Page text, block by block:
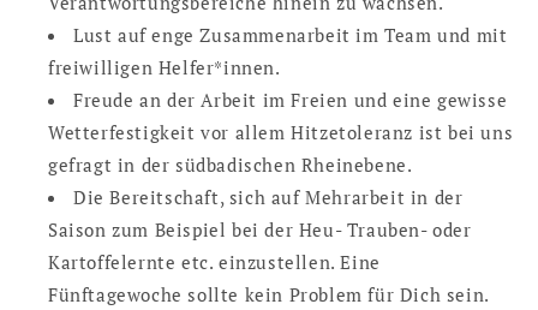
Lust auf enge Zusammenarbeit im Team und mit
freiwilligen Helfer*innen.
Freude an der Arbeit im Freien und eine gewisse
Wetterfestigkeit vor allem Hitzetoleranz ist bei uns
gefragt in der südbadischen Rheinebene.
Die Bereitschaft, sich auf Mehrarbeit in der
Saison zum Beispiel bei der Heu- Trauben- oder
Kartoffelernte etc. einzustellen. Eine
Fünftagewoche sollte kein Problem für Dich sein.